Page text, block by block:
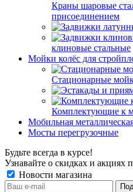
Краны шаровые
присоединением
клиновые стальные
Мойки колёс для
Стационарные
Комплектующие к
Мобильная
Мосты перегрузочные
Будьте всегда в курсе!
Узнавайте о скидках и акциях
Новости магазина